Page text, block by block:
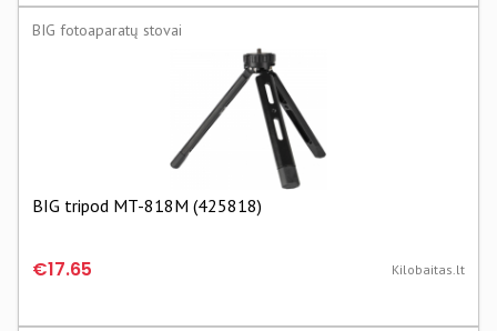
BIG fotoaparatų stovai
BIG tripod MT-818M (425818)
€17.65 Kilobaitas.lt